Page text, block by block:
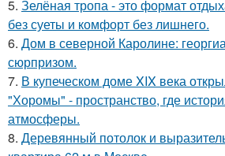
5. Зелёная тропа - это формат
без суеты и комфорт без лишнего.
6. Дом в северной Каролине:
сюрпризом.
7. В купеческом доме XIX века
"Хоромы" - пространство, где
атмосферы.
8. Деревянный потолок и